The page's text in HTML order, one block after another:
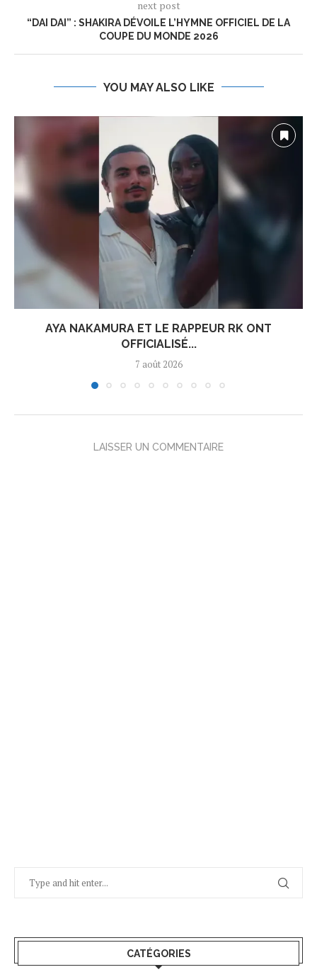
next post
“DAI DAI” : SHAKIRA DÉVOILE L’HYMNE OFFICIEL DE LA
COUPE DU MONDE 2026
YOU MAY ALSO LIKE
AYA NAKAMURA ET LE RAPPEUR RK ONT
OFFICIALISÉ...
7 août 2026
LAISSER UN COMMENTAIRE
CATÉGORIES